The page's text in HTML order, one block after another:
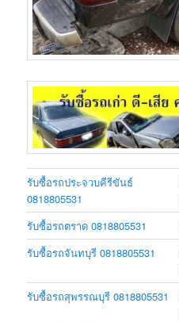
รับซื้อรถประจวบคีรีขันธ์
0818805531
รับซื้อรถตราด 0818805531
รับซื้อรถจันทบุรี 0818805531
รับซื้อรถสุพรรณบุรี 0818805531